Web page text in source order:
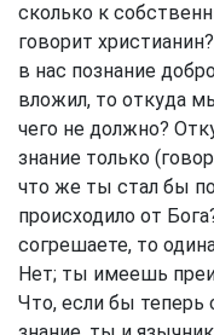
сколько к
говорит
в нас познание
вложил, то откуда
чего не должно?
знание только
что же ты стал бы
происходило от
согрешаете, то
Нет; ты имеешь
Что, если бы теперь